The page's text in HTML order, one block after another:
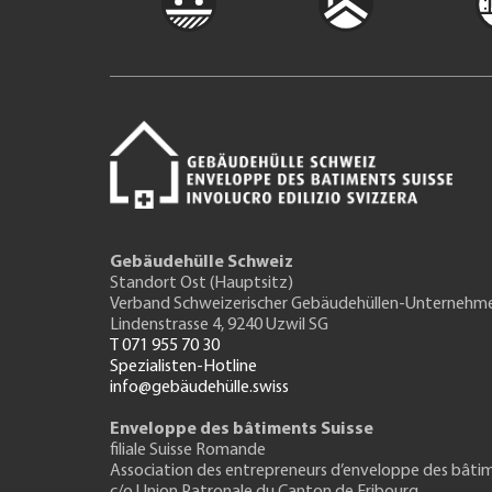
Gebäudehülle Schweiz
Standort Ost (Hauptsitz)
Verband Schweizerischer Gebäudehüllen-
Lindenstrasse 4, 9240 Uzwil SG
T 071 955 70 30
Spezialisten-Hotline
info@gebäudehülle.swiss
Enveloppe des bâtiments Suisse
filiale Suisse Romande
Association des entrepreneurs d’enveloppe des